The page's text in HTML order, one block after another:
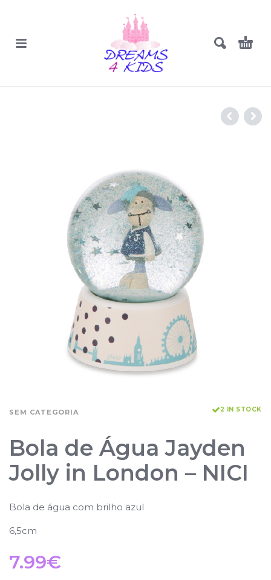
SEM CATEGORIA 2 IN STOCK
Bola de Água Jayden
Jolly in London – NICI
Bola de água com brilho azul
6,5cm
7.99€